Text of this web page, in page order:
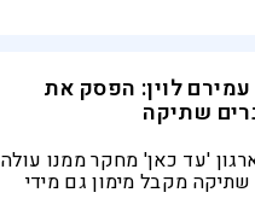
לוין: הפסק את
שתיקה
'עד כאן' מחקר ממנו עולה
שתיקה מקבל מימון גם מידי